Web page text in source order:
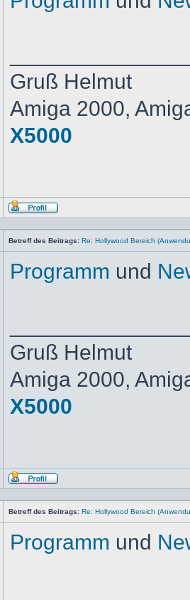
Gruß Helmut
Amiga 2000,
X5000
Profil
Betreff des Beitrags: Re: Hollywood Bereich
Programm und
Gruß Helmut
Amiga 2000,
X5000
Profil
Betreff des Beitrags: Re: Hollywood Bereich
Programm und